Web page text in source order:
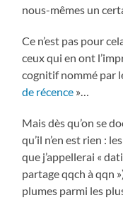
nous-mêmes un
Ce n’est pas pour
ceux qui en ont
cognitif nommé par
de récence »…
Mais dès qu’on se
qu’il n’en est rien :
que j’appellerai «
partage qqch à qqn
plumes parmi les